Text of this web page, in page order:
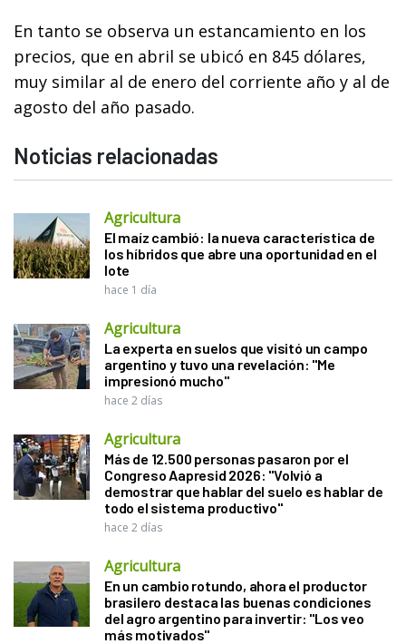
En tanto se observa un estancamiento en los
precios, que en abril se ubicó en 845 dólares,
muy similar al de enero del corriente año y al de
agosto del año pasado.
Noticias relacionadas
Agricultura
El maíz cambió: la nueva característica de
los híbridos que abre una oportunidad en el
lote
hace 1 día
Agricultura
La experta en suelos que visitó un campo
argentino y tuvo una revelación: "Me
impresionó mucho"
hace 2 días
Agricultura
Más de 12.500 personas pasaron por el
Congreso Aapresid 2026: "Volvió a
demostrar que hablar del suelo es hablar de
todo el sistema productivo"
hace 2 días
Agricultura
En un cambio rotundo, ahora el productor
brasilero destaca las buenas condiciones
del agro argentino para invertir: "Los veo
más motivados"